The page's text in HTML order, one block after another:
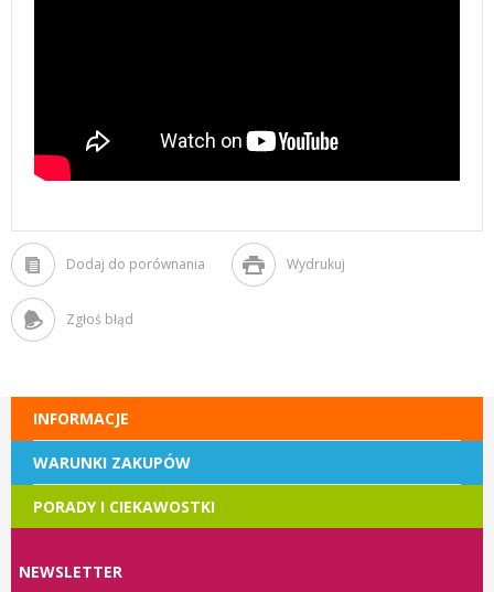
Dodaj do porównania Wydrukuj
Zgłoś błąd
INFORMACJE
WARUNKI ZAKUPÓW
PORADY I CIEKAWOSTKI
NEWSLETTER